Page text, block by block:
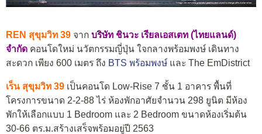
REN สุขุมวิท 39 จาก บริษัท ชินวะ เรียลเอสเตท (ไทยแลนด์)
จำกัด คอนโดใหม่ นวัตกรรมญี่ปุ่น ใจกลางพร้อมพงษ์ เดินทาง
สะดวก เพียง 600 เมตร ถึง BTS พร้อมพงษ์ และ The EmDistrict
เร็น สุขุมวิท 39 เป็นคอนโด Low-Rise 7 ชั้น 1 อาคาร พื้นที่
โครงการขนาด 2-2-88 ไร่ ห้องพักอาศัยจำนวน 298 ยูนิต มีห้อง
พักให้เลือกแบบ 1 Bedroom และ 2 Bedroom ขนาดห้องเริ่มต้น
30-66 ตร.ม.สร้างเสร็จพร้อมอยู่ปี 2563